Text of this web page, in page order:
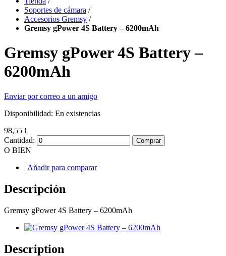
Soportes de cámara /
Accesorios Gremsy /
Gremsy gPower 4S Battery – 6200mAh
Gremsy gPower 4S Battery –
6200mAh
Enviar por correo a un amigo
Disponibilidad: En existencias
98,55 €
Cantidad:
Comprar
O BIEN
| Añadir para comparar
Descripción
Gremsy gPower 4S Battery – 6200mAh
Description